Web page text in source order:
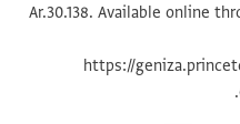
Ar.30.138. Available online
https://